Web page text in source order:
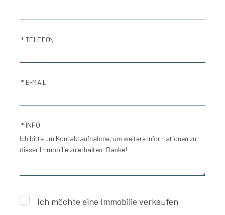
* TELEFON
* E-MAIL
* INFO
Ich möchte eine Immobilie verkaufen